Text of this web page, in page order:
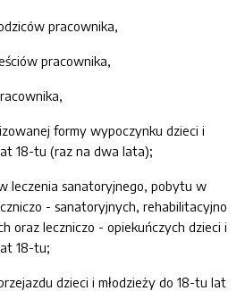
pracownika,
pracownika,
formy wypoczynku dzieci i
18-tu (raz na dwa lata);
leczenia sanatoryjnego, pobytu w
- sanatoryjnych, rehabilitacyjno
oraz leczniczo - opiekuńczych dzieci i
18-tu;
dzieci i młodzieży do 18-tu lat